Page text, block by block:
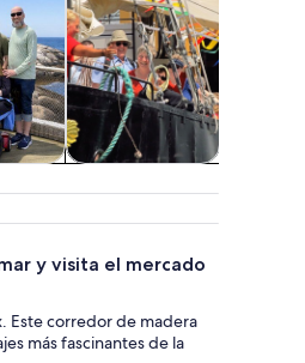
al
acuáticas
y visita el mercado
Este corredor de madera
más fascinantes de la